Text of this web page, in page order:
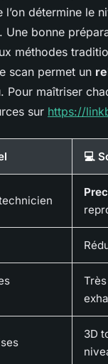
détermine le
Une bonne
méthodes
scan permet un
Pour maîtriser
sur https://
💻
3D